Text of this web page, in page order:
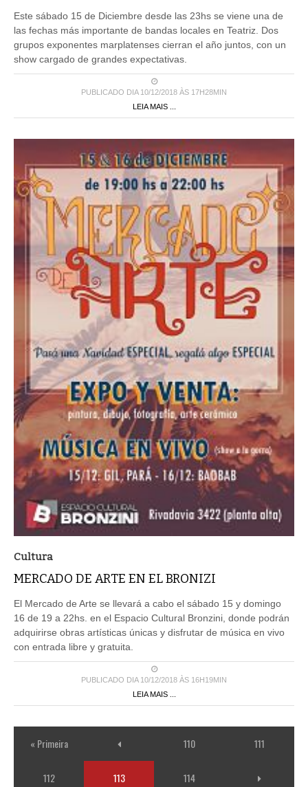
Este sábado 15 de Diciembre desde las 23hs se viene una de
las fechas más importante de bandas locales en Teatriz. Dos
grupos exponentes marplatenses cierran el año juntos, con un
show cargado de grandes expectativas.
PUBLICADO DIA 10/12/2018 ÀS 17H28MIN
LEIA MAIS ...
Cultura
MERCADO DE ARTE EN EL BRONIZI
El Mercado de Arte se llevará a cabo el sábado 15 y domingo
16 de 19 a 22hs. en el Espacio Cultural Bronzini, donde podrán
adquirirse obras artísticas únicas y disfrutar de música en vivo
con entrada libre y gratuita.
PUBLICADO DIA 10/12/2018 ÀS 16H19MIN
LEIA MAIS ...
« Primeira 110 111
112 113 114